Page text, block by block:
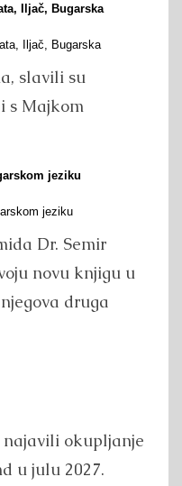
Iljač, Bugarska
slavili su
s Majkom
jeziku
Dr. Semir
novu knjigu u
druga
najavili okupljanje
u julu 2027.